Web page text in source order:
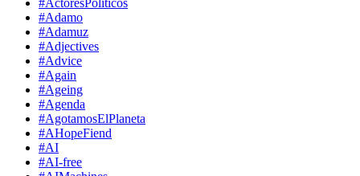
#ActoresPoliticos
#Adamo
#Adamuz
#Adjectives
#Advice
#Again
#Ageing
#Agenda
#AgotamosElPlaneta
#AHopeFiend
#AI
#AI-free